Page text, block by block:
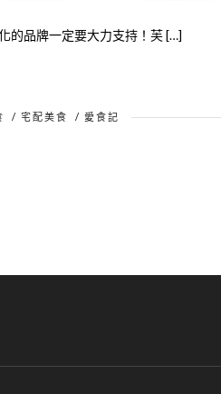
的品牌一定要大力支持！芙 […]
/宅配美食 /愛食記